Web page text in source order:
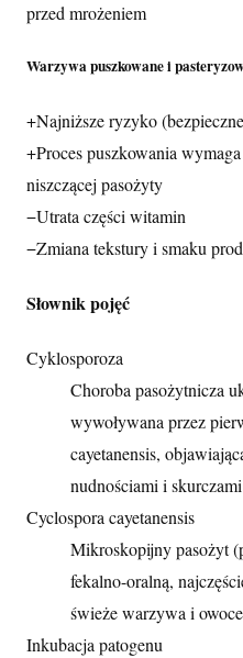
przed mrożeniem
Warzywa puszkowane i
+Najniższe ryzyko
+Proces puszkowania
niszczącej pasożyty
−Utrata części witamin
−Zmiana tekstury i smaku
Słownik pojęć
Cyklosporoza
Choroba pasożytnicza
wywoływana przez
cayetanensis,
nudnościami i
Cyclospora cayetanensis
Mikroskopijny pasożyt
fekalno-oralną,
świeże warzywa i
Inkubacja patogenu